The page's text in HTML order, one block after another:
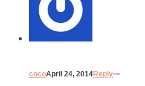
cocoApril 24, 2014Reply